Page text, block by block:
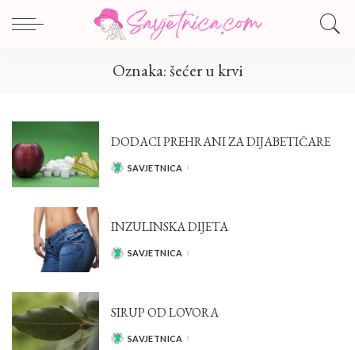
Oznaka:šećer u krvi
DODACI PREHRANI ZA DIJABETIČARE
POSTED
SAVJETNICA
INZULINSKA DIJETA
POSTED
SAVJETNICA
SIRUP OD LOVORA
POSTED
SAVJETNICA